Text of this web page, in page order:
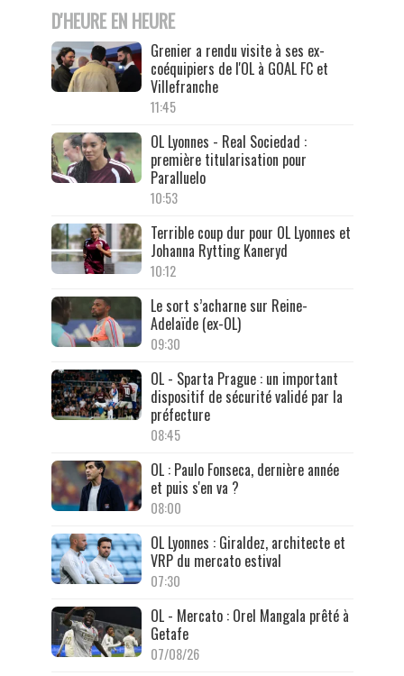
D'HEURE EN HEURE
Grenier a rendu visite à ses ex-
coéquipiers de l'OL à GOAL FC et
Villefranche
11:45
OL Lyonnes - Real Sociedad :
première titularisation pour
Paralluelo
10:53
Terrible coup dur pour OL Lyonnes et
Johanna Rytting Kaneryd
10:12
Le sort s’acharne sur Reine-
Adelaïde (ex-OL)
09:30
OL - Sparta Prague : un important
dispositif de sécurité validé par la
préfecture
08:45
OL : Paulo Fonseca, dernière année
et puis s'en va ?
08:00
OL Lyonnes : Giraldez, architecte et
VRP du mercato estival
07:30
OL - Mercato : Orel Mangala prêté à
Getafe
07/08/26